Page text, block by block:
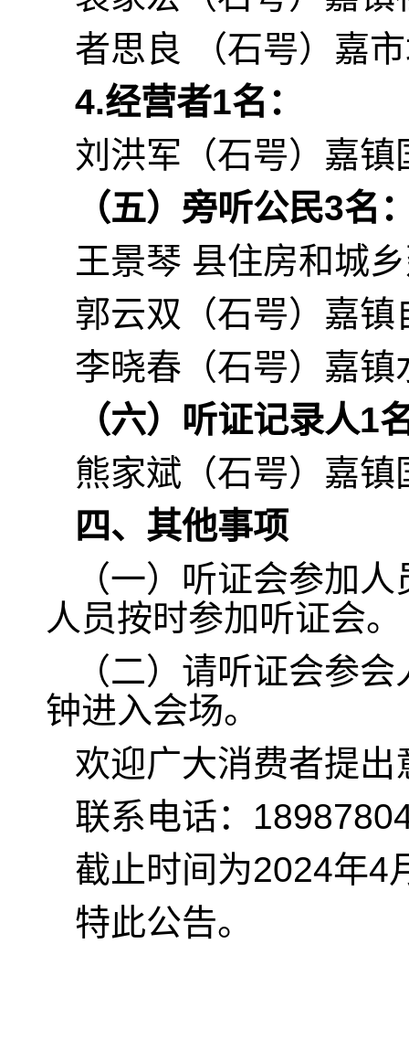
者思良 （石咢）嘉
4.经营者1名：
刘洪军（石咢）嘉
（五） 旁听公民3名
王景琴 县住房和城
郭云双（石咢）嘉镇
李晓春（石咢）嘉镇
（六） 听证记录人1
熊家斌（石咢）嘉
四、其他事项
（一）听证会参加
人员按时参加听证会。
（二）请听证会参
钟进入会场。
欢迎广大消费者提
联系电话：
截止时间为2024年4
特此公告。